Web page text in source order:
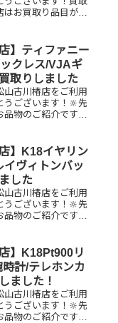
はお買取り品目が豊
片手でお持ちいただ
りできるお品が...
】ティファニー
クレス/VJAギ
取りしました
山古川椿店をご利用
うございます！🔆先
物のご紹介です。
せんか？ぜひ買取大
お査定させてく...
】K18イヤリン
イヴィトンバッ
した
山古川椿店をご利用
うございます！🔆先
物のご紹介です。
ひ買取大吉松山古川
てください！...
】K18Pt900リ
計/テレホンカ
ました！
山古川椿店をご利用
うございます！🔆先
物のご紹介です。